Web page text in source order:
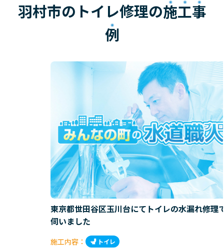
羽村市のトイレ修理の施工事
例
東京都世田谷区玉川台にてトイレの水漏れ修理
伺いました
施工内容： トイレ